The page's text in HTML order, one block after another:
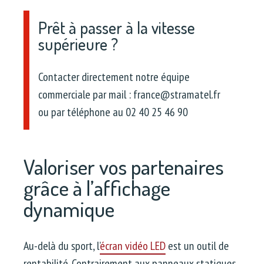
Prêt à passer à la vitesse
supérieure ?
Contacter directement notre équipe
commerciale par mail : france@stramatel.fr
ou par téléphone au 02 40 25 46 90
Valoriser vos partenaires
grâce à l’affichage
dynamique
Au-delà du sport, l’écran vidéo LEDest un outil de